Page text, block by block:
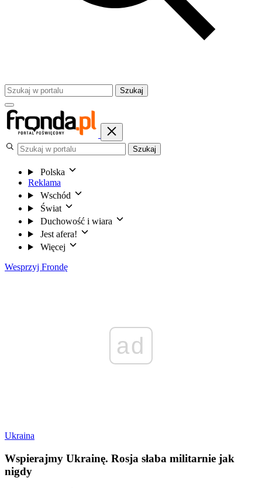
Szukaj
Szukaj
Polska
Reklama
Wschód
Świat
Duchowość i wiara
Jest afera!
Więcej
Wesprzyj Frondę
ad
Ukraina
Wspierajmy Ukrainę. Rosja słaba militarnie jak
nigdy